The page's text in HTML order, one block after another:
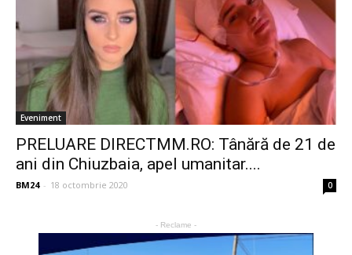
Eveniment
PRELUARE DIRECTMM.RO: Tânără de 21 de
ani din Chiuzbaia, apel umanitar....
BM24 - 18 octombrie 2020 0
- Reclame -